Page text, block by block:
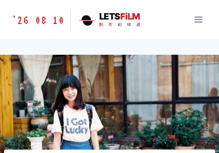
胶
味
道
LETSFILM
'26 08 10 LETSFiLM
胶 片 的 味 道